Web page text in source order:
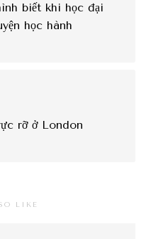
biết khi học đại
học hành
rỡ ở London
LIKE